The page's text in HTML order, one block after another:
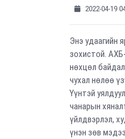
2022-04-19
Энэ удаагийн
зохистой.
нөхцөл
чухал нөлөө
Үүнтэй
чанарын
үйлдвэрлэл,
үнэн зөв